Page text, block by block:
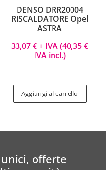
DENSO DRR20004
RISCALDATORE Opel
ASTRA
33,07€+ IVA (40,35€
IVA incl.)
Aggiungi al carrello
offerte